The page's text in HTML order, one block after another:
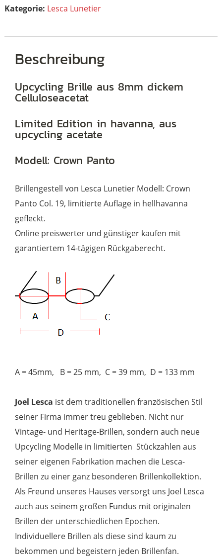
Kategorie: Lesca Lunetier
Beschreibung
Upcycling Brille aus 8mm dickem
Celluloseacetat
Limited Edition in havanna, aus
upcycling acetate
Modell: Crown Panto
Brillengestell von Lesca Lunetier Modell: Crown
Panto Col. 19, limitierte Auflage in hellhavanna
gefleckt.
Online preiswerter und günstiger kaufen mit
garantiertem 14-tägigen Rückgaberecht.
A = 45mm, B = 25 mm, C = 39 mm, D = 133 mm
Joel Lesca ist dem traditionellen französischen Stil
seiner Firma immer treu geblieben. Nicht nur
Vintage- und Heritage-Brillen, sondern auch neue
Upcycling Modelle in limitierten Stückzahlen aus
seiner eigenen Fabrikation machen die Lesca-
Brillen zu einer ganz besonderen Brillenkollektion.
Als Freund unseres Hauses versorgt uns Joel Lesca
auch aus seinem großen Fundus mit originalen
Brillen der unterschiedlichen Epochen.
Individuellere Brillen als diese sind kaum zu
bekommen und begeistern jeden Brillenfan.